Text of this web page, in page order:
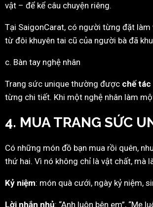
vật – để kể câu chuyện riêng.
Tại SaigonCarat, có người từng đặt
từ đôi khuyên tai cũ của người bà đã
c. Bàn tay nghệ nhân
Trang sức unique thường được chế
từng chi tiết. Khi một nghệ nhân làm
4. MUA TRANG SỨC
Có những món đồ bạn mua rồi quên,
thứ hai. Vì nó không chỉ là vật chất, mà
Kỷ niệm: món quà cưới, ngày kỷ niệm,
Lời nhắn nhủ: “Anh luôn bên em”, “Mẹ